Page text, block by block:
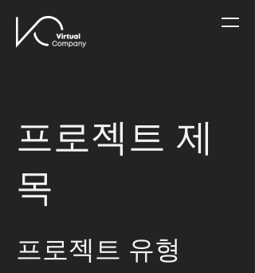
프로젝트 제
목
프로젝트 유형